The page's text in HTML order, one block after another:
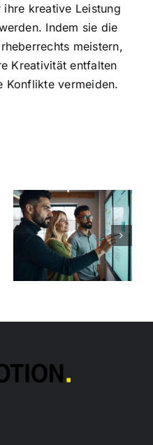
kreative Leistung
Indem sie die
meistern,
Kreativität entfalten
Konflikte vermeiden.
Social
Media
Kampagne
aufbauen: